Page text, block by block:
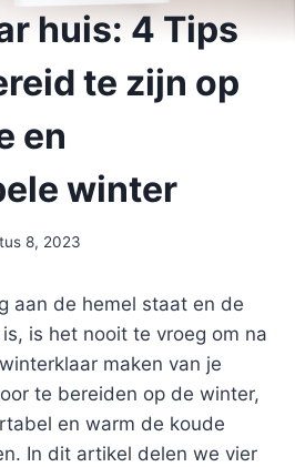
huis: 4 Tips
te zijn op
en
winter
8, 2023
aan de hemel staat en de
is het nooit te vroeg om na
maken van je
te bereiden op de winter,
en warm de koude
In dit artikel delen we vier